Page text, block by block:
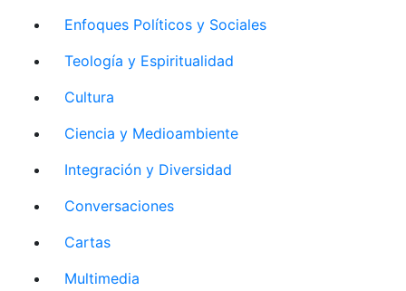
Enfoques Políticos y Sociales
Teología y Espiritualidad
Cultura
Ciencia y Medioambiente
Integración y Diversidad
Conversaciones
Cartas
Multimedia